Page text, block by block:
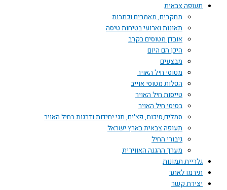
תעופה צבאית
מחקרים, מאמרים וכתבות
תאונות וארועי בטיחות טיסה
אובדן מטוסים בקרב
היכן הם היום
מבצעים
מטוסי חיל האויר
הפלות מטוסי אוייב
טייסות חיל האויר
בסיסי חיל האויר
סמלים,סיכות, פצ'ים, תגי יחידות ודרגות בחיל האויר
תעופה צבאית בארץ ישראל
גיבורי החיל
מערך ההגנה האווירית
גלריית תמונות
תירמו לאתר
יצירת קשר